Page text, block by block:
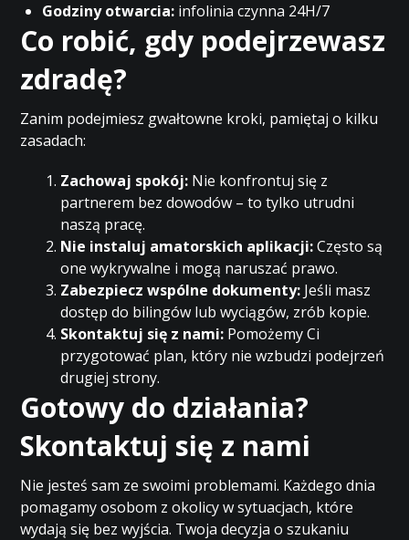
Godziny otwarcia: infolinia czynna 24H/7
Co robić, gdy podejrzewasz
zdradę?
Zanim podejmiesz gwałtowne kroki, pamiętaj o kilku
zasadach:
Zachowaj spokój: Nie konfrontuj się z
partnerem bez dowodów – to tylko utrudni
naszą pracę.
Nie instaluj amatorskich aplikacji:Często są
one wykrywalne i mogą naruszać prawo.
Zabezpiecz wspólne dokumenty: Jeśli masz
dostęp do bilingów lub wyciągów, zrób kopie.
Skontaktuj się z nami: Pomożemy Ci
przygotować plan, który nie wzbudzi podejrzeń
drugiej strony.
Gotowy do działania?
Skontaktuj się z nami
Nie jesteś sam ze swoimi problemami. Każdego dnia
pomagamy osobom z okolicy w sytuacjach, które
wydają się bez wyjścia. Twoja decyzja o szukaniu